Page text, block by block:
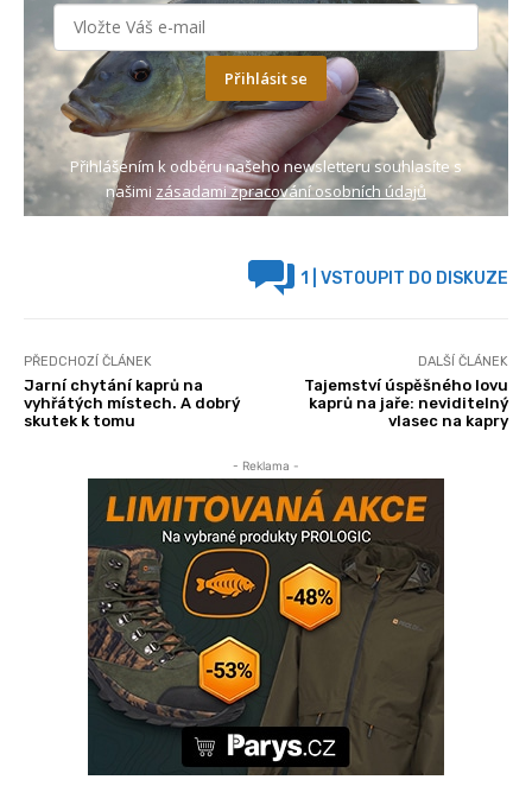
Přihlásit se
Přihlášením k odběru našeho newsletteru souhlasíte s
našimi zásadami zpracování osobních údajů
1 | VSTOUPIT DO DISKUZE
PŘEDCHOZÍ ČLÁNEK
Jarní chytání kaprů na
vyhřátých místech. A dobrý
skutek k tomu
DALŠÍ ČLÁNEK
Tajemství úspěšného lovu
kaprů na jaře: neviditelný
vlasec na kapry
- Reklama -